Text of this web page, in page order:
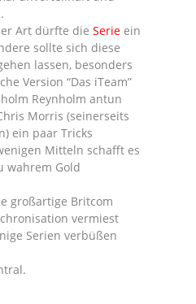
Art dürfte die Serie ein
sollte sich diese
lassen, besonders
Version “Das iTeam”
Reynholm antun
Morris (seinerseits
ein paar Tricks
Mitteln schafft es
wahrem Gold
großartige Britcom
vermiest
Serien verbüßen